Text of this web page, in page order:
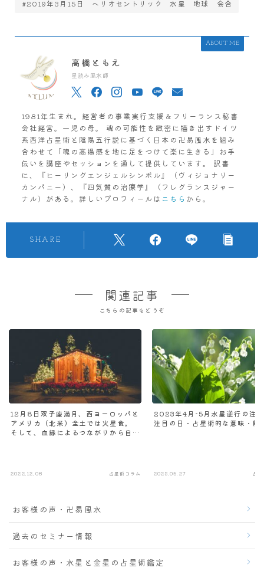
#2019年3月15日 ヘリオセントリック 水星 地球 会合
ABOUT ME
高橋ともえ
星読み風水師
1981年生まれ。経営者の事業実行支援＆フリーランス秘書
会社経営。一児の母。 魂の可能性を緻密に描き出すドイツ
系西洋占星術と陰陽五行説に基づく日本の卍易風水を組み
合わせて「魂の高揚感を地に足をつけて楽に生きる」お手
伝いを講座やセッションを通して提供しています。 訳書
に、『ヒーリングエンジェルシンボル』（ヴィジョナリー
カンパニー）、『四気質の治療学』（フレグランスジャー
ナル）がある。詳しいプロフィールは こちら から。
SHARE
関連記事
こちらの記事もどうぞ
12月8日双子座満月、西ヨーロッパと
アメリカ（北米）全土では火星食。
そして、血縁によるつながりから自
2022.12.08 占星術コラム
2023年4月-5月水星逆行の注
注目の日・占星術的な意味・解
2023.05.27 占
お客様の声・卍易風水
過去のセミナー情報
お客様の声・水星と金星の占星術鑑定